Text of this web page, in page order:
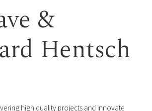
&
Hentsch
high quality projects and innovate